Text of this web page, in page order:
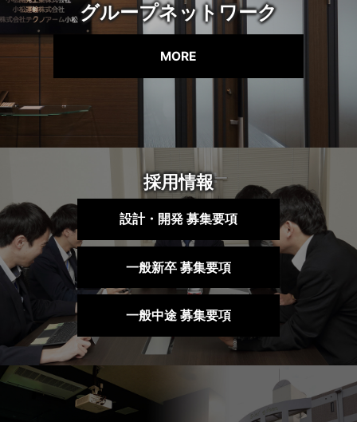
グループネットワーク
MORE
採用情報
設計・開発 募集要項
一般新卒 募集要項
一般中途 募集要項